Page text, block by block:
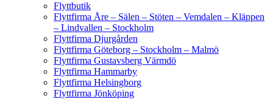
Flyttbutik
Flyttfirma Åre – Sälen – Stöten – Vemdalen – Kläppen
– Lindvallen – Stockholm
Flyttfirma Djurgården
Flyttfirma Göteborg – Stockholm – Malmö
Flyttfirma Gustavsberg Värmdö
Flyttfirma Hammarby
Flyttfirma Helsingborg
Flyttfirma Jönköping